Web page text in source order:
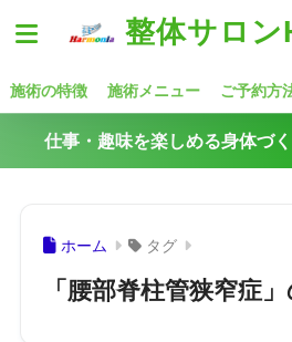
整体サロ
施術の特徴 施術メニュー ご予約方
仕事・趣味を楽しめる身体づ
ホーム タグ
「腰部脊柱管狭窄症